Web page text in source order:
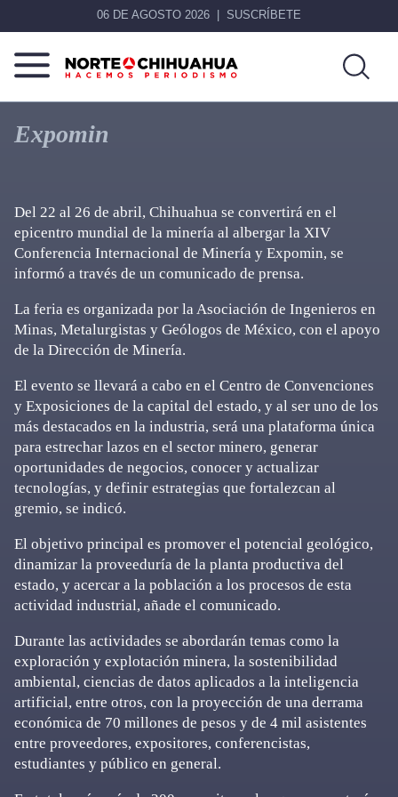
06 DE AGOSTO 2026 SUSCRÍBETE
Norte
Chihuahua
Más
que
noticias,
Expomin
Del 22 al 26 de abril, Chihuahua se convertirá en el
epicentro mundial de la minería al albergar la XIV
Conferencia Internacional de Minería y Expomin, se
informó a través de un comunicado de prensa.
La feria es organizada por la Asociación de Ingenieros en
Minas, Metalurgistas y Geólogos de México, con el apoyo
de la Dirección de Minería.
El evento se llevará a cabo en el Centro de Convenciones
y Exposiciones de la capital del estado, y al ser uno de los
más destacados en la industria, será una plataforma única
para estrechar lazos en el sector minero, generar
oportunidades de negocios, conocer y actualizar
tecnologías, y definir estrategias que fortalezcan al
gremio, se indicó.
El objetivo principal es promover el potencial geológico,
dinamizar la proveeduría de la planta productiva del
estado, y acercar a la población a los procesos de esta
actividad industrial, añade el comunicado.
Durante las actividades se abordarán temas como la
exploración y explotación minera, la sostenibilidad
ambiental, ciencias de datos aplicados a la inteligencia
artificial, entre otros, con la proyección de una derrama
económica de 70 millones de pesos y de 4 mil asistentes
entre proveedores, expositores, conferencistas,
estudiantes y público en general.